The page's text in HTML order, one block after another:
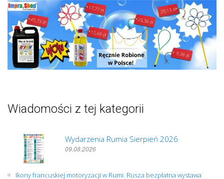
Wiadomości z tej kategorii
Wydarzenia Rumia Sierpień 2026
09.08.2026
Ikony francuskiej motoryzacji w Rumi. Rusza bezpłatna wystawa